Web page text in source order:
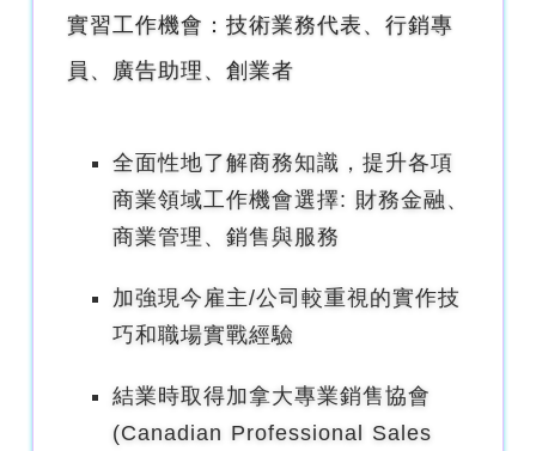
實習工作機會：技術業務代表、行銷專
員、廣告助理、創業者
全面性地了解商務知識，提升各項
商業領域工作機會選擇: 財務金融、
商業管理、銷售與服務
加強現今雇主/公司較重視的實作技
巧和職場實戰經驗
結業時取得加拿大專業銷售協會
(Canadian Professional Sales